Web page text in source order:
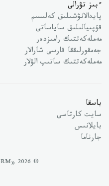
ءبىز تۋرالى
پايدالانۋشىلىق كەلىسىم
قۇپىيالىلىق ساياساتى
مەملەكەتتىك رامىزدەر
جەمقورلىققا قارسى شارالار
مەملەكەتتىك ساتىپ الۋلار
باسقا
سايت كارتاسى
بايلانىس
جارناما
© 2026 «KAZINFORM» حاق